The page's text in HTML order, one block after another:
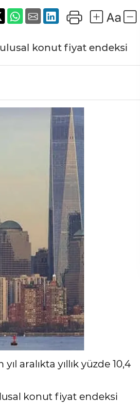
ulusal konut fiyat endeksi
aralıkta yıllık yüzde 10,4
konut fiyat endeksi